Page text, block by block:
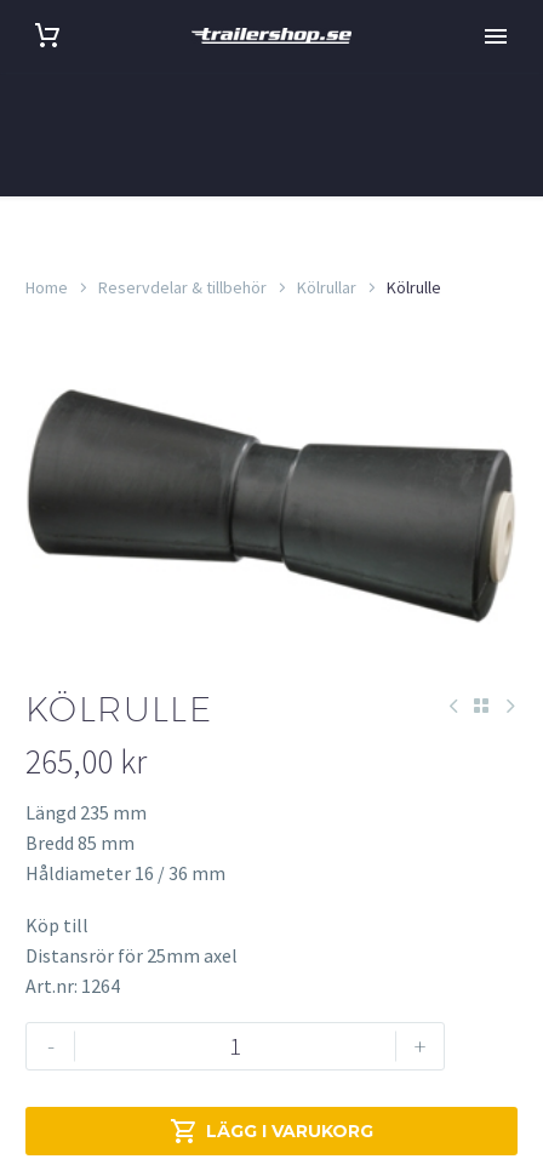
Home Reservdelar & tillbehör Kölrullar Kölrulle
KÖLRULLE
265,00 kr
Längd 235 mm
Bredd 85 mm
Håldiameter 16 / 36 mm
Köp till
Distansrör för 25mm axel
Art.nr: 1264
-
Kölrulle
mängd
+
 LÄGG I VARUKORG